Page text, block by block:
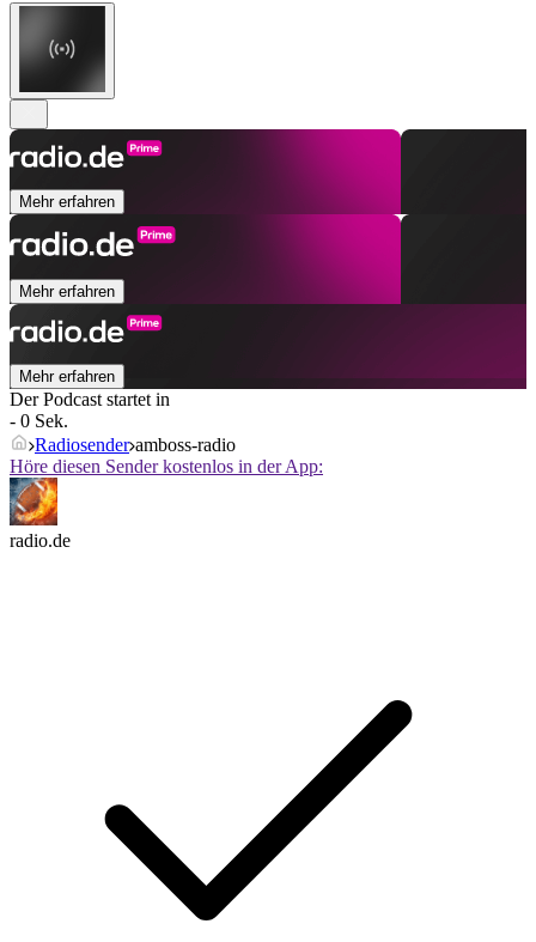
Mehr erfahren
Mehr erfahren
Mehr erfahren
Der Podcast startet in
- 0 Sek.
Radiosender amboss-radio
Höre diesen Sender kostenlos in der App:
radio.de